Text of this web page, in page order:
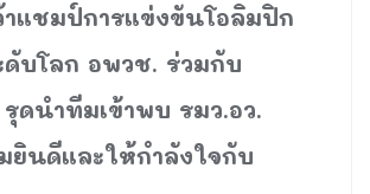
าแชมป์การแข่งขันโอลิมปิก
บโลก อพวช. ร่วมกับ
ดนำทีมเข้าพบ รมว.อว.
ยินดีและให้กำลังใจกับ